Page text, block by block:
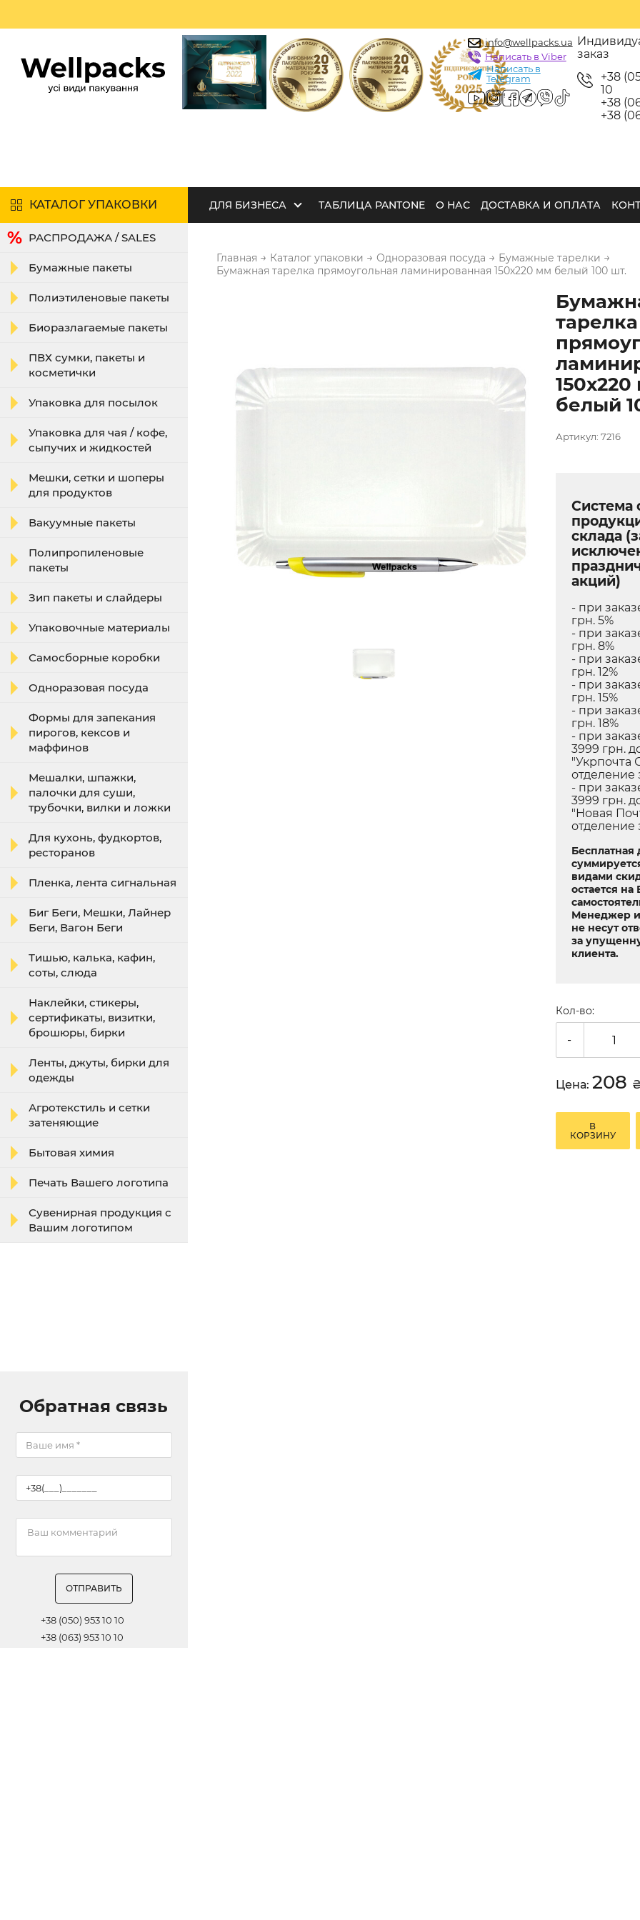
info@wellpacks.ua
Написать в Viber
Написать в
Telegram
заказ
+38
10
+38
+38
КАТАЛОГ УПАКОВКИ ДЛЯ БИЗНЕСА ТАБЛИЦА PANTONE О НАС ДОСТАВКА И ОПЛАТА
РАСПРОДАЖА / SALES
Бумажные пакеты
Полиэтиленовые пакеты
Биоразлагаемые пакеты
ПВХ сумки, пакеты и
косметички
Упаковка для посылок
Упаковка для чая / кофе,
сыпучих и жидкостей
Мешки, сетки и шоперы
для продуктов
Вакуумные пакеты
Полипропиленовые
пакеты
Зип пакеты и слайдеры
Упаковочные материалы
Самосборные коробки
Одноразовая посуда
Формы для запекания
пирогов, кексов и
маффинов
Мешалки, шпажки,
палочки для суши,
трубочки, вилки и ложки
Для кухонь, фудкортов,
ресторанов
Пленка, лента сигнальная
Биг Беги, Мешки, Лайнер
Беги, Вагон Беги
Тишью, калька, кафин,
соты, слюда
Наклейки, стикеры,
сертификаты, визитки,
брошюры, бирки
Ленты, джуты, бирки для
одежды
Агротекстиль и сетки
затеняющие
Бытовая химия
Печать Вашего логотипа
Сувенирная продукция с
Вашим логотипом
Обратная связь
ОТПРАВИТЬ
+38 (050) 953 10 10
+38 (063) 953 10 10
Главная → Каталог упаковки → Одноразовая посуда → Бумажные тарелки →
Бумажная тарелка прямоугольная ламинированная 150х220 мм белый 100 шт.
тарелка
белый
Артикул: 7216
Система
склада
акций)
- при
грн. 5%
- при
грн. 8%
- при
грн. 12%
- при
грн. 15%
- при
грн. 18%
- при
3999 грн.
"Укрпочта
отделение
- при
3999 грн.
"Новая
отделение
Бесплатная
видами
остается на
Менеджер
не несут
за
клиента.
Кол-во:
-
Цена: 208 ₴
В
КОРЗИНУ